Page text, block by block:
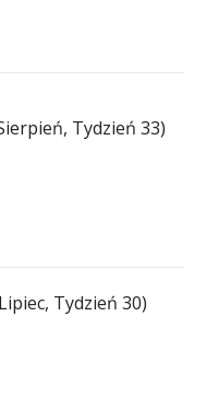
Tydzień 33)
Tydzień 30)